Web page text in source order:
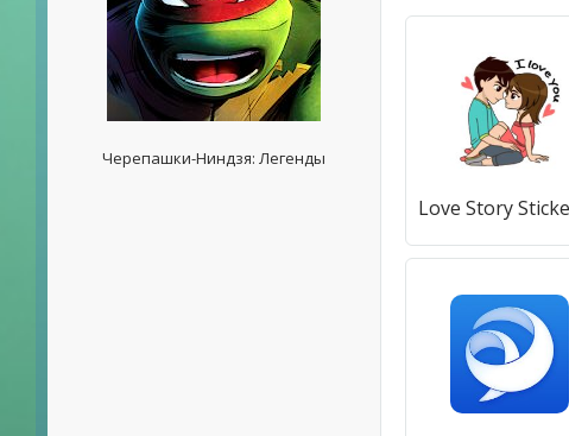
Черепашки-Ниндзя: Легенды